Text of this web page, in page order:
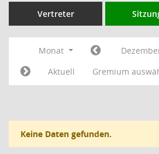
Vertreter
Monat
Aktuell
Gremium
Keine Daten gefunden.